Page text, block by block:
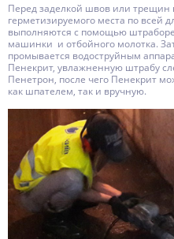
Перед заделкой швов или трещин
герметизируемого места по всей
выполняются с помощью
машинки и отбойного молотка.
промывается водоструйным
Пенекрит, увлажненную штрабу
Пенетрон, после чего Пенекрит
как шпателем, так и вручную.